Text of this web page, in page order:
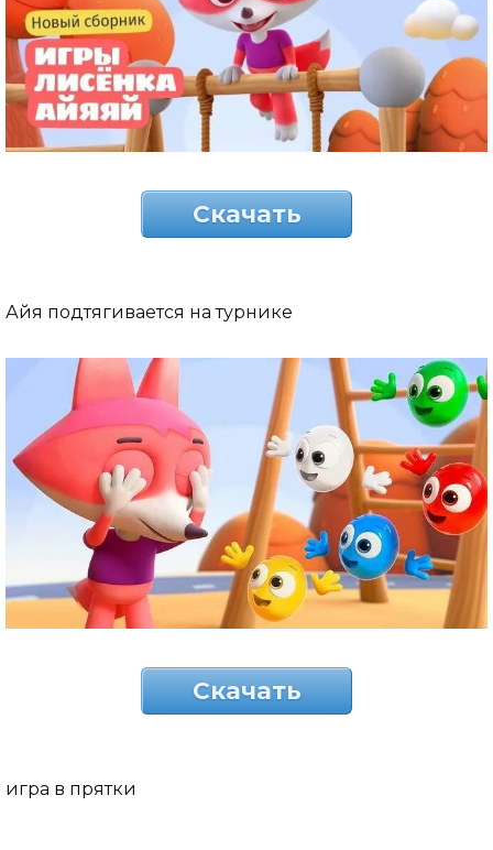
Скачать
Айя подтягивается на турнике
Скачать
игра в прятки